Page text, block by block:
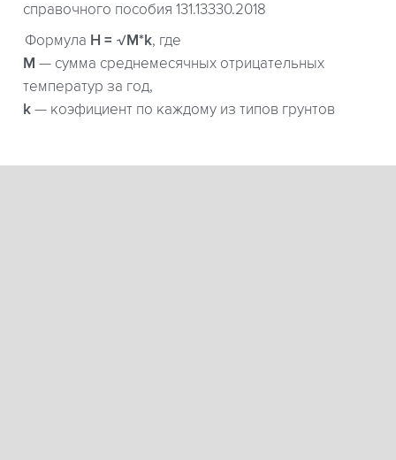
справочного пособия 131.13330.2018
Формула H = √M*k, где
М — сумма среднемесячных отрицательных
температур за год,
k — коэфициент по каждому из типов грунтов